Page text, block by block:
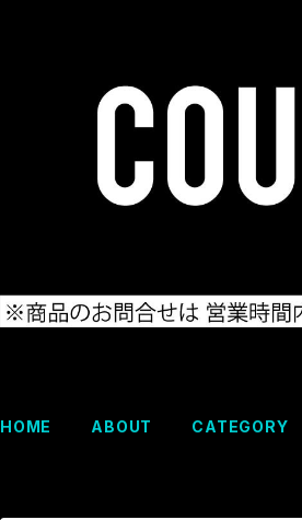
HOME ABOUT CATEGORY